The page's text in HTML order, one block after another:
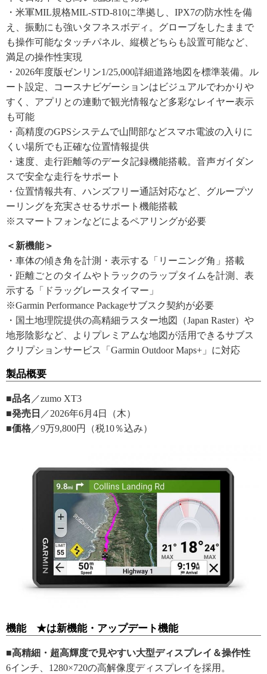
・米軍MIL規格MIL-STD-810に準拠し、IPX7の防水性を備
え、振動にも強いタフネスボディ。グローブをしたままで
も操作可能なタッチパネル、縦横どちらも設置可能など、
満足の操作性実現
・2026年度版ゼンリン1/25,000詳細道路地図を標準装備。ル
ート設定、コースナビゲーションはビジュアルでわかりや
すく、アプリとの連動で観光情報など多彩なレイヤー表示
も可能
・高精度のGPSシステムで山間部などスマホ電波の入りに
くい場所でも正確な位置情報提供
・速度、走行距離等のデータ記録機能搭載。音声ガイダン
スで安全な走行をサポート
・位置情報共有、ハンズフリー通話対応など、グループツ
ーリングを充実させるサポート機能搭載
※スマートフォンなどによるペアリングが必要
＜新機能＞
・車体の傾き角を計測・表示する「リーニング角」搭載
・距離ごとのタイムやトラックのラップタイムを計測、表
示する「ドラッグレースタイマー」
※Garmin Performance Packageサブスク契約が必要
・国土地理院提供の高精細ラスター地図（Japan Raster）や
地形陰影など、よりプレミアムな地図が活用できるサブス
クリプションサービス「Garmin Outdoor Maps+」に対応
製品概要
■品名 ／zumo XT3
■発売日 ／2026年6月4日（木）
■価格 ／9万9,800円（税10％込み）
機能 ★は新機能・アップデート機能
■高精細・超高輝度で見やすい大型ディスプレイ＆操作性
6インチ、1280×720の高解像度ディスプレイを採用。